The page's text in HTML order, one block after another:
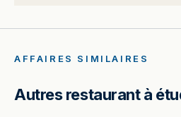
AFFAIRES SIMILAIRES
Autres restaurant à